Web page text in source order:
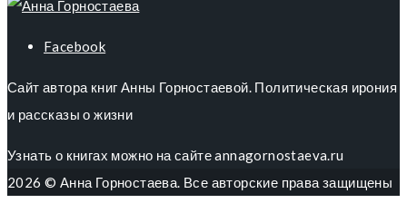
Facebook
Сайт автора книг Анны Горностаевой. Политическая ирония
и рассказы о жизни
Узнать о книгах можно на сайте annagornostaeva.ru
2026 © Анна Горностаева. Все авторские права защищены